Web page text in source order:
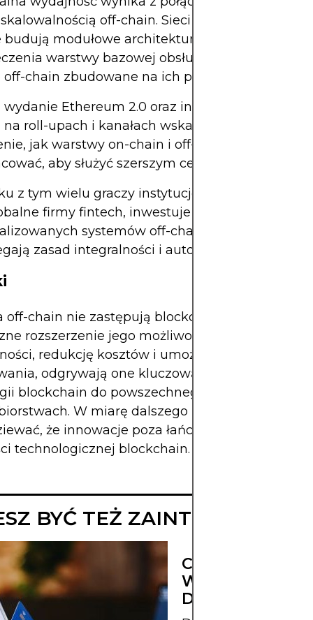
off-chain. Sieci takie jak
modułowe architektury, w których
warstwy bazowej obsługują wysoce
chain zbudowane na ich podstawie.
wydanie Ethereum 2.0 oraz integracje z
roll-upach i kanałach wskazują na dojrzałe
jak warstwy on-chain i off-chain mogą
aby służyć szerszym celom.
z tym wielu graczy instytucjonalnych, w tym
firmy fintech, inwestuje w badania i rozwój
systemów off-chain, które nadal
zasad integralności i autonomii blockchaina.
off-chain nie zastępują blockchaina, lecz
rozszerzenie jego możliwości. Poprzez
redukcję kosztów i umożliwienie
odgrywają one kluczową rolę w
blockchain do powszechnego użytku i
W miarę dalszego rozwoju
że innowacje poza łańcuchem pozostaną
technologicznej blockchain.
BYĆ TEŻ
CZYM JEST
W